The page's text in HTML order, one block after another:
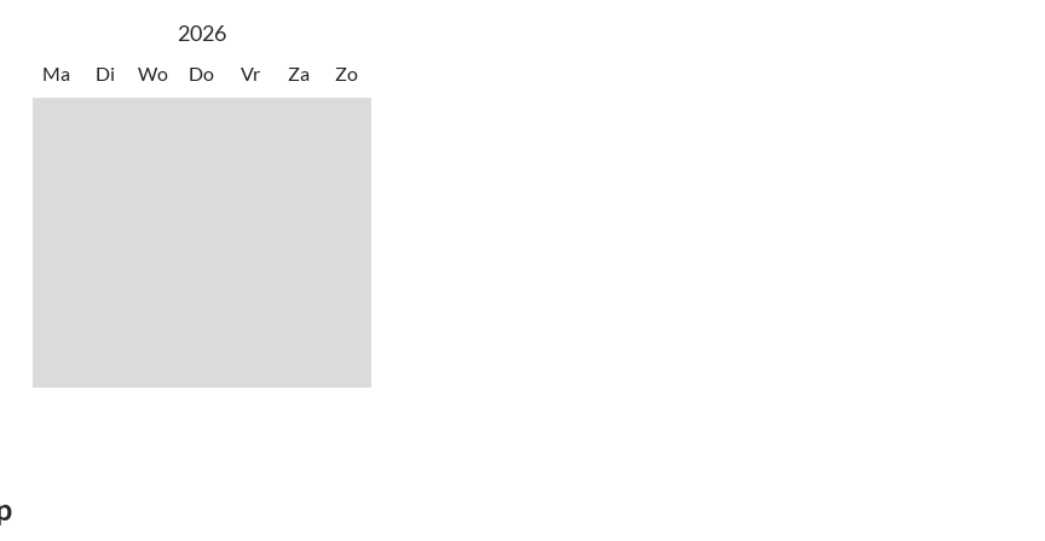
2026
Ma Di Wo Do Vr Za Zo